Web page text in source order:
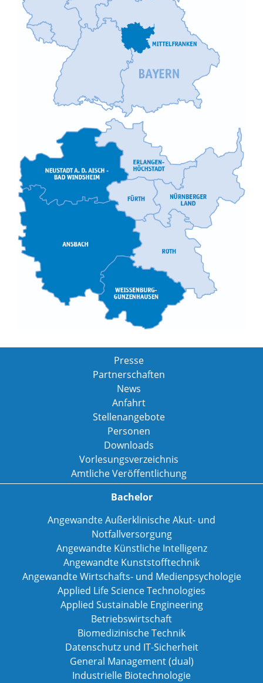
Presse
Partnerschaften
News
Anfahrt
Stellenangebote
Personen
Downloads
Vorlesungsverzeichnis
Amtliche Veröffentlichung
Bachelor
Angewandte Außerklinische Akut- und
Notfallversorgung
Angewandte Künstliche Intelligenz
Angewandte Kunststofftechnik
Angewandte Wirtschafts- und Medienpsychologie
Applied Life Science Technologies
Applied Sustainable Engineering
Betriebswirtschaft
Biomedizinische Technik
Datenschutz und IT-Sicherheit
General Management (dual)
Industrielle Biotechnologie